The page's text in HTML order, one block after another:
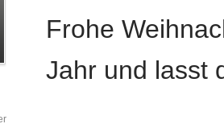
Frohe
Jahr und lasst